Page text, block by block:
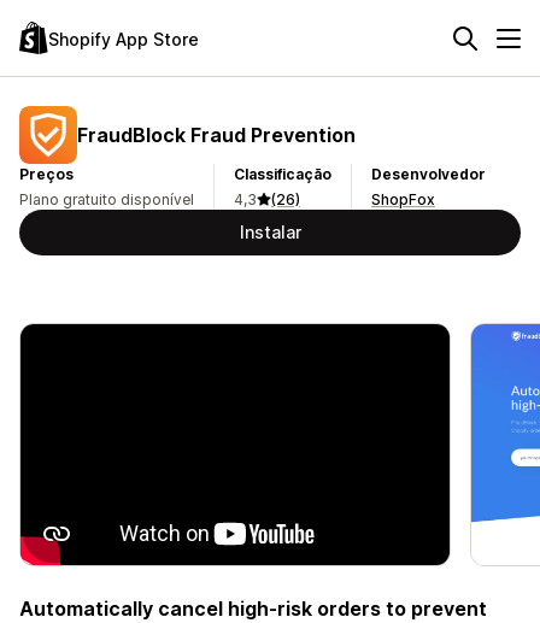
Shopify App Store
FraudBlock Fraud Prevention
Preços
Plano gratuito disponível
Classificação
4,3
(26)
Desenvolvedor
ShopFox
Instalar
Automatically cancel high-risk orders to prevent